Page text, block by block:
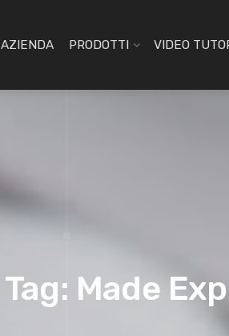
AZIENDA PRODOTTI VIDEO
Tag: Made